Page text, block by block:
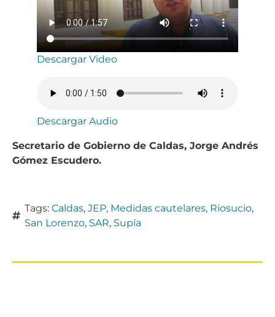
Descargar Video
Descargar Audio
Secretario de Gobierno de Caldas, Jorge Andrés
Gómez Escudero.
Tags: Caldas, JEP, Medidas cautelares, Riosucio,
San Lorenzo, SAR, Supía